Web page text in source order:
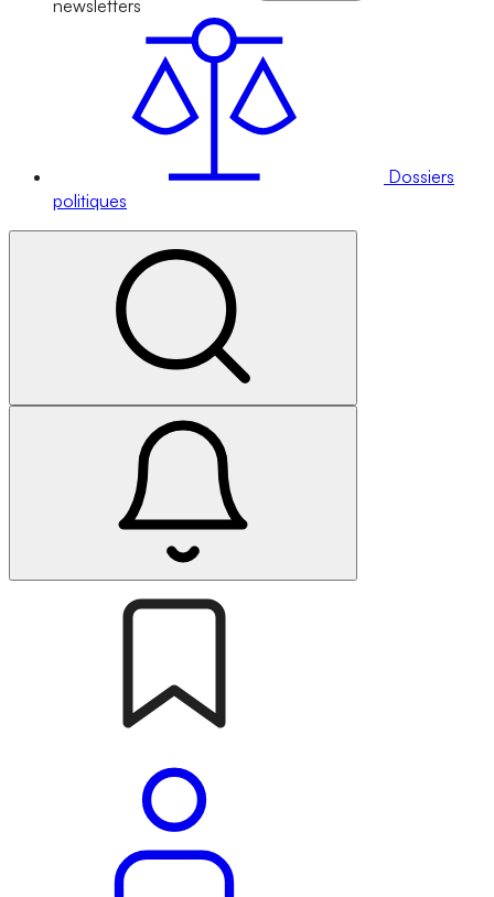
newsletters
Dossiers
politiques